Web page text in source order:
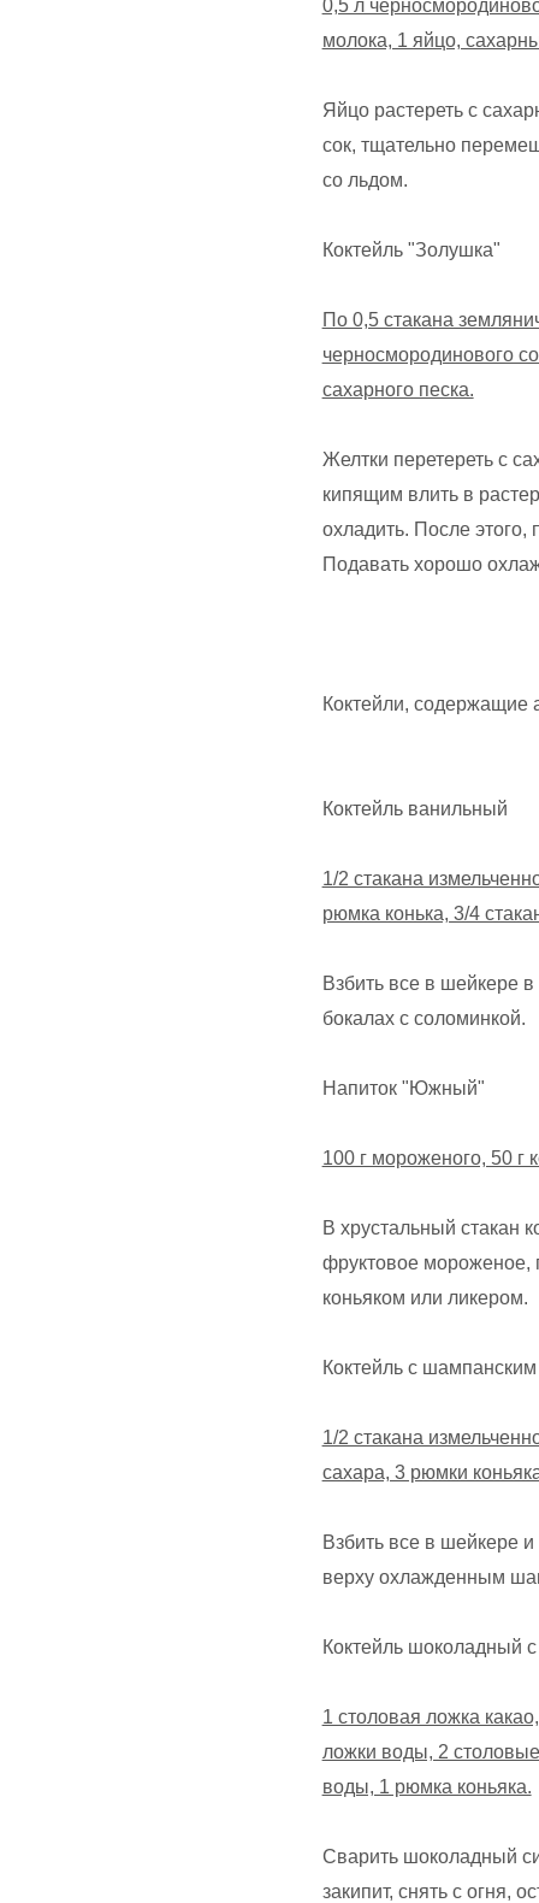
молока, 1 яйцо,
Яйцо растереть с
сок, тщательно
со льдом.
Коктейль "Золушка"
По 0,5 стакана
черносмородинового
сахарного песка.
Желтки перетереть с
кипящим влить в
охладить. После этого,
Подавать хорошо
Коктейли, содержащие
Коктейль ванильный
1/2 стакана
рюмка конька, 3/4
Взбить все в шейкере в
бокалах с соломинкой.
Напиток "Южный"
100 г мороженого, 50 г
В хрустальный стакан
фруктовое мороженое,
коньяком или ликером.
Коктейль с шампанским
1/2 стакана
сахара, 3 рюмки
Взбить все в шейкере
верху охлажденным
Коктейль шоколадный
1 столовая ложка
ложки воды, 2
воды, 1 рюмка коньяка.
Сварить шоколадный
закипит, снять с огня,